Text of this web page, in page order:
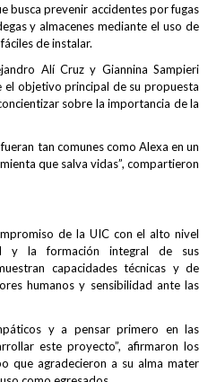
busca prevenir accidentes por fugas
y almacenes mediante el uso de
de instalar.
Alí Cruz y Giannina Sampieri
el objetivo principal de su propuesta
sobre la importancia de la
tan comunes como Alexa en un
que salva vidas”, compartieron
de la UIC con el alto nivel
y la formación integral de sus
capacidades técnicas y de
humanos y sensibilidad ante las
y a pensar primero en las
este proyecto”, afirmaron los
que agradecieron a su alma mater